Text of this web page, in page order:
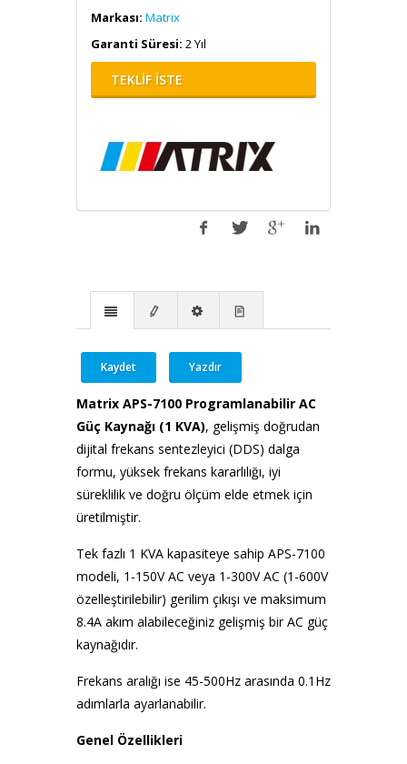
Markası: Matrix
Garanti Süresi: 2 Yıl
TEKLİF İSTE
Kaydet Yazdır
Matrix APS-7100 Programlanabilir AC
Güç Kaynağı (1 KVA), gelişmiş doğrudan
dijital frekans sentezleyici (DDS) dalga
formu, yüksek frekans kararlılığı, iyi
süreklilik ve doğru ölçüm elde etmek için
üretilmiştir.
Tek fazlı 1 KVA kapasiteye sahip APS-7100
modeli, 1-150V AC veya 1-300V AC (1-600V
özelleştirilebilir) gerilim çıkışı ve maksimum
8.4A akım alabileceğiniz gelişmiş bir AC güç
kaynağıdır.
Frekans aralığı ise 45-500Hz arasında 0.1Hz
adımlarla ayarlanabilir.
Genel Özellikleri